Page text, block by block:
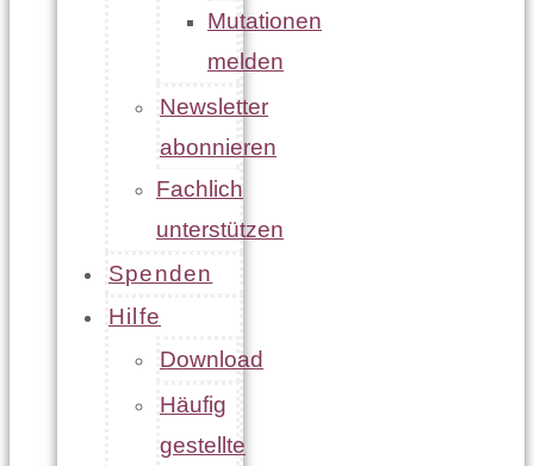
Mutationen
melden
Newsletter
abonnieren
Fachlich
unterstützen
Spenden
Hilfe
Download
Häufig
gestellte